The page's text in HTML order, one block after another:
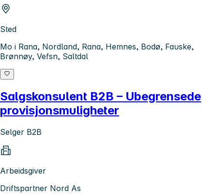
Sted
Mo i Rana, Nordland, Rana, Hemnes, Bodø, Fauske,
Brønnøy, Vefsn, Saltdal
Salgskonsulent B2B – Ubegrensede
provisjonsmuligheter
Selger B2B
Arbeidsgiver
Driftspartner Nord As